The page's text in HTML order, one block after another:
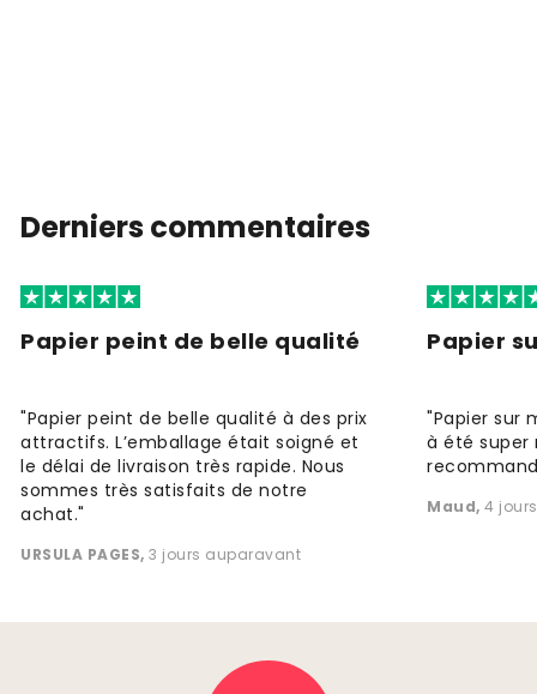
Derniers commentaires
Papier peint de belle qualité
"Papier peint de belle qualité à des prix
attractifs. L’emballage était soigné et
le délai de livraison très rapide. Nous
sommes très satisfaits de notre
achat."
URSULA PAGES, 3 jours auparavant
Papier
"Papier sur
à été super
Maud, 4